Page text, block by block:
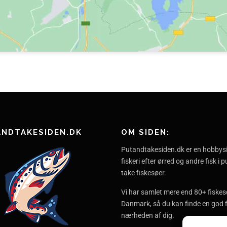
OM SIDEN:
Putandtakesiden.dk er en
fiskeri efter ørred og andre fisk i
take fiskesøer.
Vi har samlet mere end 80+
Danmark, så du kan finde en god
nærheden af dig.